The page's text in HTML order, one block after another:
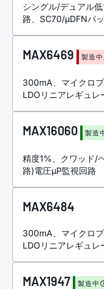
シングル/デュアル
路、SC70/µDFNパ
MAX6469 製造中
300mA、マイクロ
LDOリニアレギュレ
MAX16060 製造
精度1%、クワッド/
路)電圧µP監視回路
MAX6484
300mA、マイクロ
LDOリニアレギュレ
MAX1947 製造中